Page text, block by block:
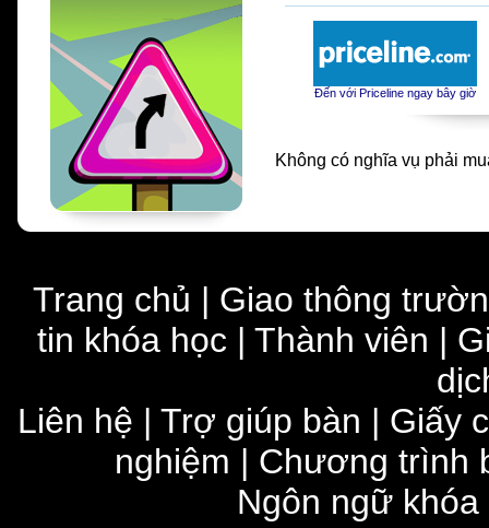
Đến với Priceline ngay bây giờ
Không có nghĩa vụ phải
Trang chủ | Giao thông
tin khóa học | Thành viên |
Liên hệ | Trợ giúp bàn | Giấy
nghiệm | Chương trình
Ngôn ngữ khóa